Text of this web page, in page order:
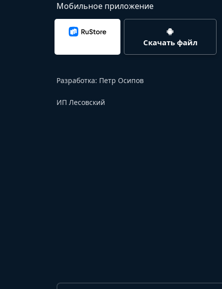
Мобильное приложение
Скачать файл
Разработка: Петр Осипов
ИП Лесовский